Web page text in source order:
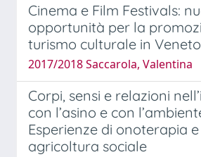
Cinema e Film Festivals:
opportunità per la
turismo culturale in Veneto
2017/2018 Saccarola, Valentina
Corpi, sensi e relazioni
con l’asino e con
Esperienze di onoterapia
agricoltura sociale